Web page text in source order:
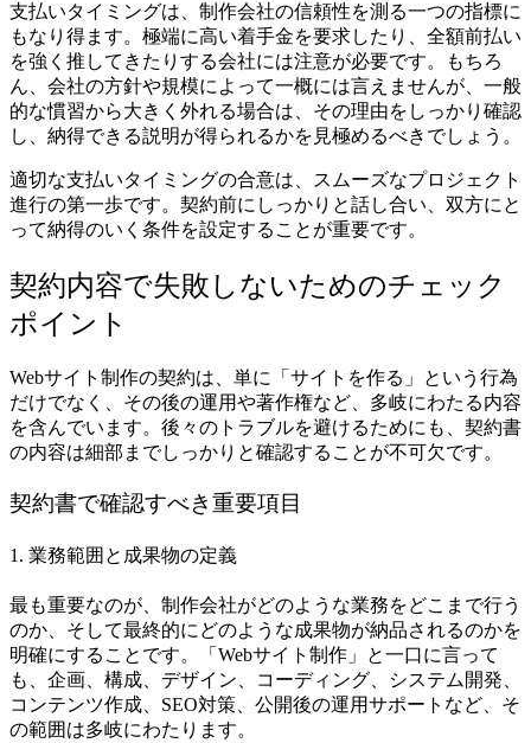
支払いタイミングは、制作会社の信頼性を測る一つの指標に
もなり得ます。極端に高い着手金を要求したり、全額前払い
を強く推してきたりする会社には注意が必要です。もちろ
ん、会社の方針や規模によって一概には言えませんが、一般
的な慣習から大きく外れる場合は、その理由をしっかり確認
し、納得できる説明が得られるかを見極めるべきでしょう。
適切な支払いタイミングの合意は、スムーズなプロジェクト
進行の第一歩です。契約前にしっかりと話し合い、双方にと
って納得のいく条件を設定することが重要です。
契約内容で失敗しないためのチェック
ポイント
Webサイト制作の契約は、単に「サイトを作る」という行為
だけでなく、その後の運用や著作権など、多岐にわたる内容
を含んでいます。後々のトラブルを避けるためにも、契約書
の内容は細部までしっかりと確認することが不可欠です。
契約書で確認すべき重要項目
1. 業務範囲と成果物の定義
最も重要なのが、制作会社がどのような業務をどこまで行う
のか、そして最終的にどのような成果物が納品されるのかを
明確にすることです。「Webサイト制作」と一口に言って
も、企画、構成、デザイン、コーディング、システム開発、
コンテンツ作成、SEO対策、公開後の運用サポートなど、そ
の範囲は多岐にわたります。